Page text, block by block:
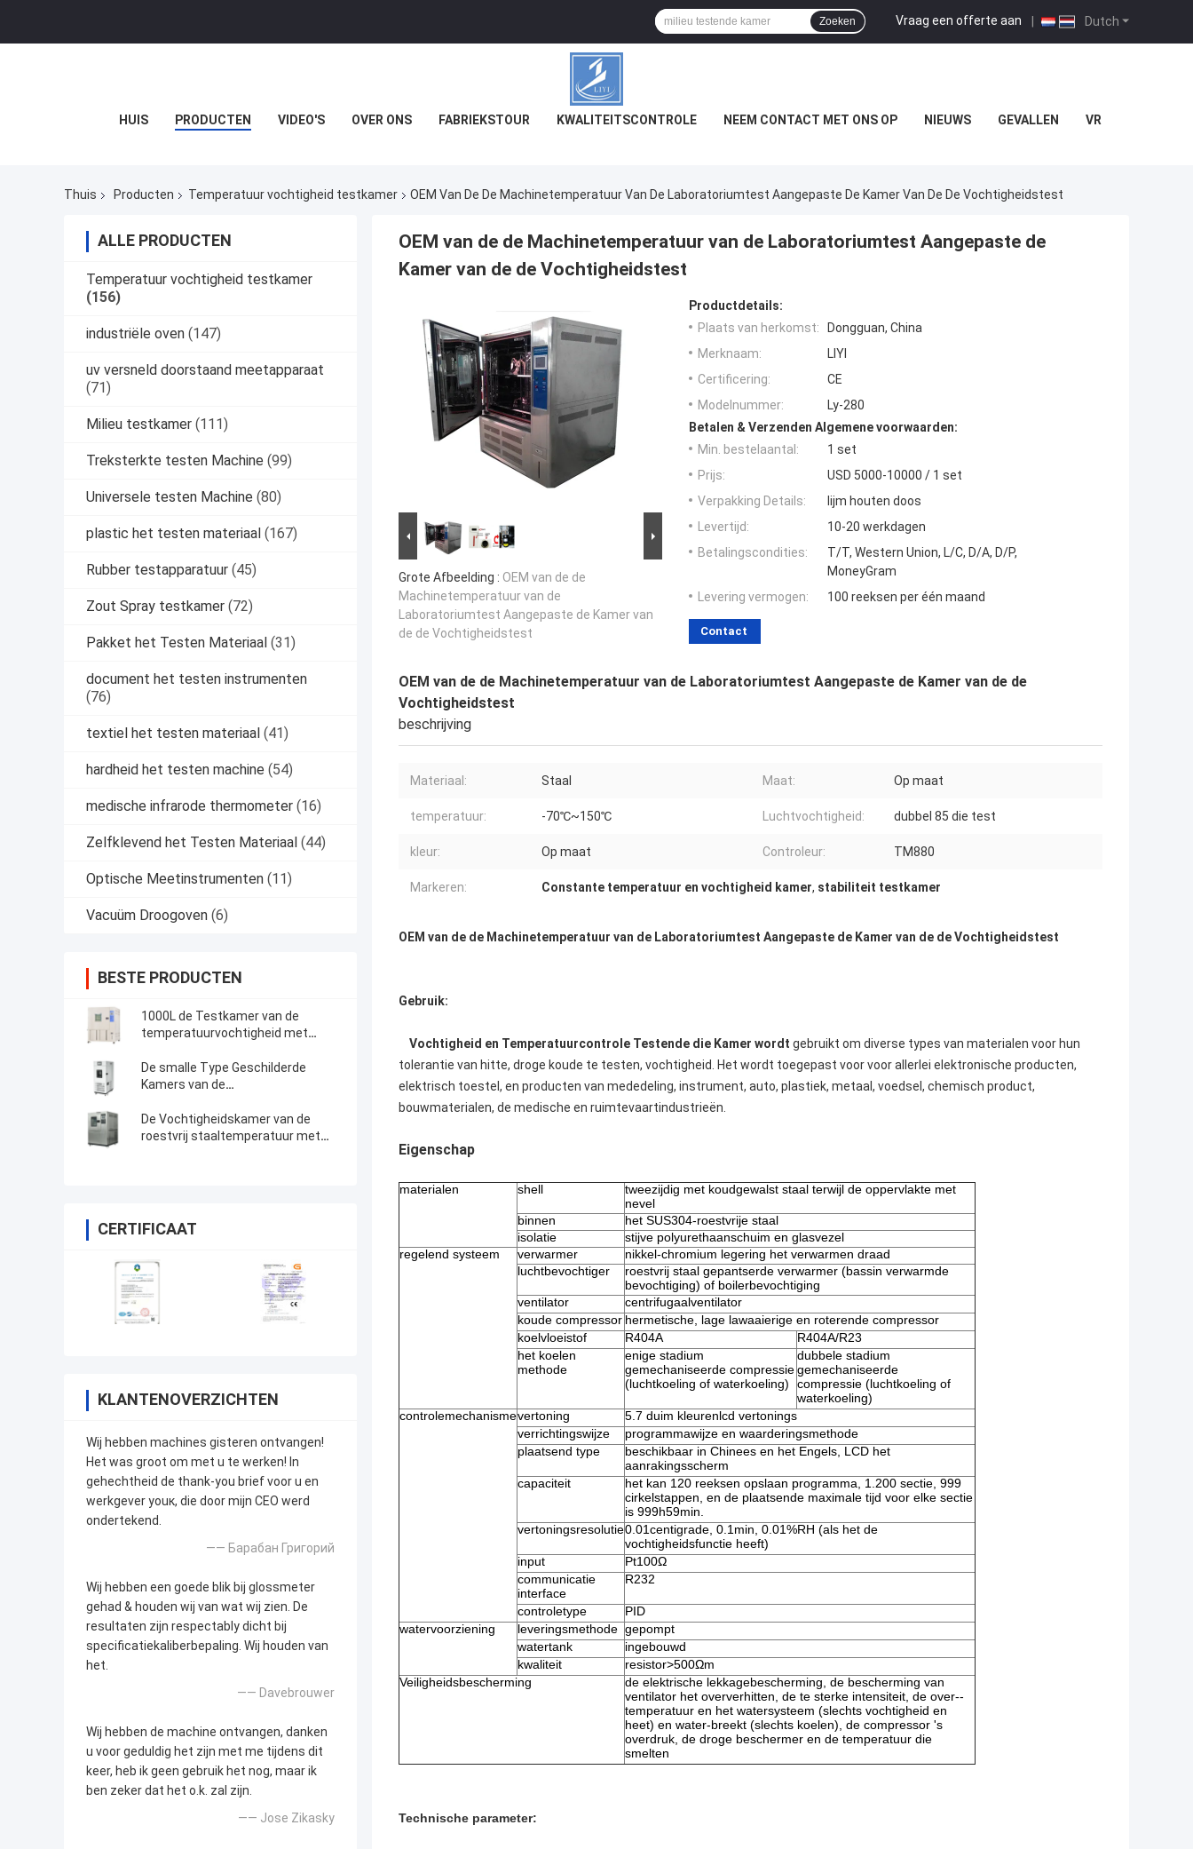
Dutch
Vraag een offerte aan |
Zoeken
HUIS PRODUCTEN VIDEO'S OVER ONS FABRIEKSTOUR KWALITEITSCONTROLE NEEM CONTACT MET ONS OP NIEUWS GEVALLEN VR
Thuis Producten Temperatuur vochtigheid testkamer OEM Van De De Machinetemperatuur Van De Laboratoriumtest Aangepaste De Kamer Van De De Vochtigheidstest
ALLE PRODUCTEN
Temperatuur vochtigheid testkamer
(156)
industriële oven (147)
uv versneld doorstaand meetapparaat
(71)
Milieu testkamer (111)
Treksterkte testen Machine (99)
Universele testen Machine (80)
plastic het testen materiaal (167)
Rubber testapparatuur (45)
Zout Spray testkamer (72)
Pakket het Testen Materiaal (31)
document het testen instrumenten
(76)
textiel het testen materiaal (41)
hardheid het testen machine (54)
medische infrarode thermometer (16)
Zelfklevend het Testen Materiaal (44)
Optische Meetinstrumenten (11)
Vacuüm Droogoven (6)
BESTE PRODUCTEN
1000L de Testkamer van de
temperatuurvochtigheid met
De smalle Type Geschilderde
Kamers van de
Programmeerbaar
controlemechanisme
De Vochtigheidskamer van de
roestvrij staaltemperatuur met
CERTIFICAAT
KLANTENOVERZICHTEN
Wij hebben machines gisteren ontvangen!
Het was groot om met u te werken! In
gehechtheid de thank-you brief voor u en
werkgever youк, die door mijn CEO werd
ondertekend.
—— Барабан Григорий
Wij hebben een goede blik bij glossmeter
gehad & houden wij van wat wij zien. De
resultaten zijn respectably dicht bij
specificatiekaliberbepaling. Wij houden van
het.
—— Davebrouwer
Wij hebben de machine ontvangen, danken
u voor geduldig het zijn met me tijdens dit
keer, heb ik geen gebruik het nog, maar ik
ben zeker dat het o.k. zal zijn.
—— Jose Zikasky
OEM van de de Machinetemperatuur van de Laboratoriumtest Aangepaste de
Kamer van de de Vochtigheidstest
Grote Afbeelding : OEM van de de
Machinetemperatuur van de
Laboratoriumtest Aangepaste de Kamer van
de de Vochtigheidstest
Productdetails:
Plaats van herkomst:
Dongguan, China
Merknaam:
LIYI
Certificering:
CE
Modelnummer:
Ly-280
Betalen & Verzenden Algemene voorwaarden:
Min. bestelaantal:
1 set
Prijs:
USD 5000-10000 / 1 set
Verpakking Details:
lijm houten doos
Levertijd:
10-20 werkdagen
Betalingscondities:
T/T, Western Union, L/C, D/A, D/P,
MoneyGram
Levering vermogen:
100 reeksen per één maand
Contact
OEM van de de Machinetemperatuur van de Laboratoriumtest Aangepaste de Kamer van de de
Vochtigheidstest
beschrijving
Materiaal: Staal Maat: Op maat
temperatuur: -70℃~150℃ Luchtvochtigheid: dubbel 85 die test
kleur: Op maat Controleur: TM880
Markeren: Constante temperatuur en vochtigheid kamer, stabiliteit testkamer
OEM van de de Machinetemperatuur van de Laboratoriumtest Aangepaste de Kamer van de de Vochtigheidstest
Gebruik:
Vochtigheid en Temperatuurcontrole Testende die Kamer wordt gebruikt om diverse types van materialen voor hun
tolerantie van hitte, droge koude te testen, vochtigheid. Het wordt toegepast voor voor allerlei elektronische producten,
elektrisch toestel, en producten van mededeling, instrument, auto, plastiek, metaal, voedsel, chemisch product,
bouwmaterialen, de medische en ruimtevaartindustrieën.
Eigenschap
materialen shell
tweezijdig met koudgewalst staal terwijl de oppervlakte met
nevel
binnen
het SUS304-roestvrije staal
isolatie
stijve polyurethaanschuim en glasvezel
regelend systeem
verwarmer
nikkel-chromium legering het verwarmen draad
luchtbevochtiger
roestvrij staal gepantserde verwarmer (bassin verwarmde
bevochtiging) of boilerbevochtiging
ventilator
centrifugaalventilator
koude compressor hermetische, lage lawaaierige en roterende compressor
koelvloeistof
R404A
R404A/R23
het koelen
methode
enige stadium
gemechaniseerde compressie
(luchtkoeling of waterkoeling)
dubbele stadium
gemechaniseerde
compressie (luchtkoeling of
waterkoeling)
controlemechanismevertoning
5.7 duim kleurenlcd vertonings
verrichtingswijze
programmawijze en waarderingsmethode
plaatsend type
beschikbaar in Chinees en het Engels, LCD het
aanrakingsscherm
capaciteit
het kan 120 reeksen opslaan programma, 1.200 sectie, 999
cirkelstappen, en de plaatsende maximale tijd voor elke sectie
is 999h59min.
vertoningsresolutie0.01centigrade, 0.1min, 0.01%RH (als het de
vochtigheidsfunctie heeft)
input
Pt100Ω
communicatie
interface
R232
controletype
PID
watervoorziening
leveringsmethode gepompt
watertank
ingebouwd
kwaliteit
resistor>500Ωm
Veiligheidsbescherming
de elektrische lekkagebescherming, de bescherming van
ventilator het oververhitten, de te sterke intensiteit, de over--
temperatuur en het watersysteem (slechts vochtigheid en
heet) en water-breekt (slechts koelen), de compressor 's
overdruk, de droge beschermer en de temperatuur die
smelten
Technische parameter: